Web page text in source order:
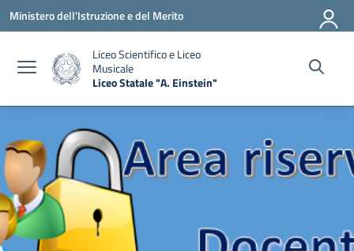
Vai ai contenuti
Vai al menu di navigazione
Vai al footer
Ministero dell'Istruzione e del Merito
Liceo Scientifico e Liceo
Musicale
Liceo Statale "A. Einstein"